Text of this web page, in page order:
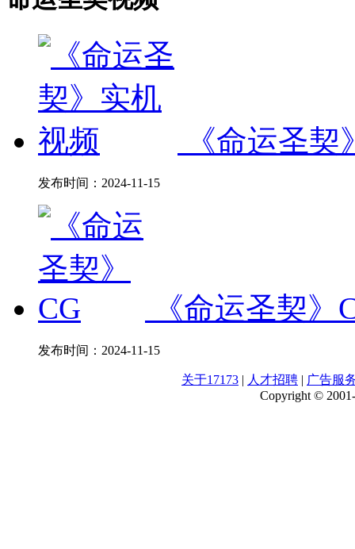
《命运圣
发布时间： 2024-11-15
《命运圣契》
发布时间： 2024-11-15
关于17173 | 人才招聘 | 广告服
Copyright ©